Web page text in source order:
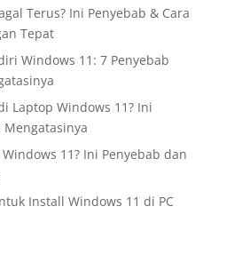
Terus? Ini Penyebab & Cara
Tepat
Windows 11: 7 Penyebab
Laptop Windows 11? Ini
Mengatasinya
11? Ini Penyebab dan
Install Windows 11 di PC